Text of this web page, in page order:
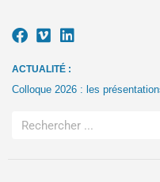
ACTUALITÉ :
Colloque 2026 : les